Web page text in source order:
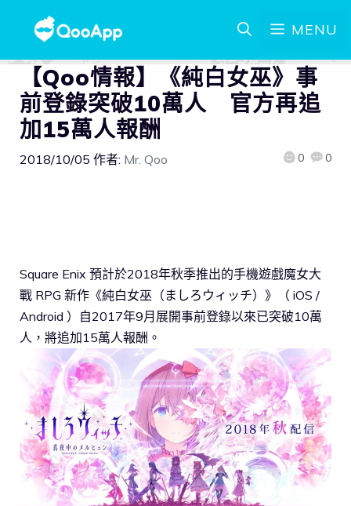
MENU
【Qoo情報】《純白女巫》事
前登錄突破10萬人 官方再追
加15萬人報酬
2018/10/05 作者: Mr. Qoo 0 0
Square Enix 預計於2018年秋季推出的手機遊戲魔女大
戰 RPG 新作《純白女巫（ましろウィッチ）》（ iOS /
Android ）自2017年9月展開事前登錄以來已突破10萬
人，將追加15萬人報酬。